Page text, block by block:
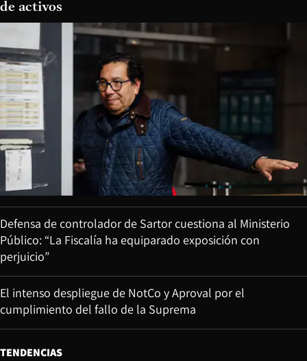
de activos
Defensa de controlador de Sartor cuestiona al Ministerio
Público: “La Fiscalía ha equiparado exposición con
perjuicio”
El intenso despliegue de NotCo y Aproval por el
cumplimiento del fallo de la Suprema
TENDENCIAS